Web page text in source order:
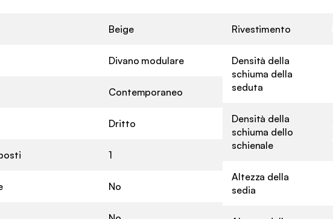
Beige
Divano modulare
Contemporaneo
Dritto
1
No
Rivestimento
Densità della
schiuma della
seduta
Densità della
schiuma dello
schienale
Altezza della
sedia